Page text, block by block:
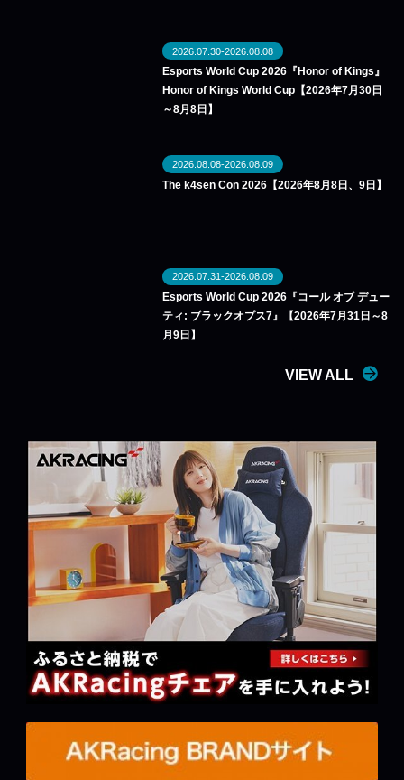
2026.07.30-2026.08.08
Esports World Cup 2026『Honor of Kings』
Honor of Kings World Cup【2026年7月30日
～8月8日】
2026.08.08-2026.08.09
The k4sen Con 2026【2026年8月8日、9日】
2026.07.31-2026.08.09
Esports World Cup 2026『コール オブ デュー
ティ: ブラックオプス7』【2026年7月31日～8
月9日】
VIEW ALL